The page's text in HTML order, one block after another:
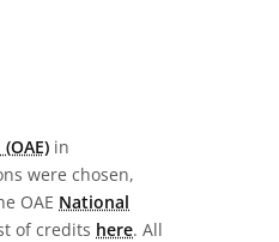
in
were chosen,
OAE National
of credits here. All